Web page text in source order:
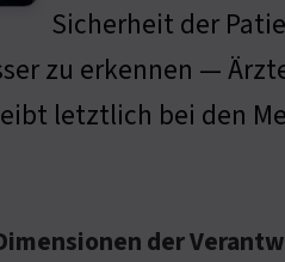
Sicherheit der
zu erkennen —
letztlich bei den
der